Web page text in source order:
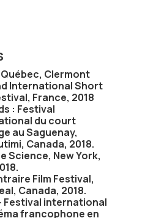
Clermont
International Short
France, 2018
: Festival
du court
au Saguenay,
Canada, 2018.
Science, New York,
Film Festival,
Canada, 2018.
- Festival international
francophone en